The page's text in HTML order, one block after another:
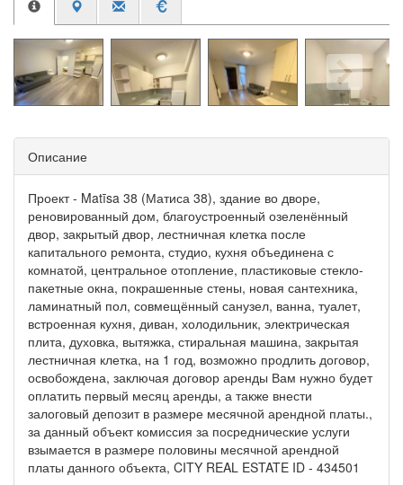
Описание
Проект - Matīsa 38 (Матиса 38), здание во дворе,
реновированный дом, благоустроенный озеленённый
двор, закрытый двор, лестничная клетка после
капитального ремонта, студио, кухня объединена с
комнатой, центральное отопление, пластиковые стекло-
пакетные окна, покрашенные стены, новая сантехника,
ламинатный пол, совмещённый санузел, ванна, туалет,
встроенная кухня, диван, холодильник, электрическая
плита, духовка, вытяжка, стиральная машина, закрытая
лестничная клетка, на 1 год, возможно продлить договор,
освобождена, заключая договор аренды Вам нужно будет
оплатить первый месяц аренды, а также внести
залоговый депозит в размере месячной арендной платы.,
за данный объект комиссия за посреднические услуги
взымается в размере половины месячной арендной
платы данного объекта, CITY REAL ESTATE ID - 434501